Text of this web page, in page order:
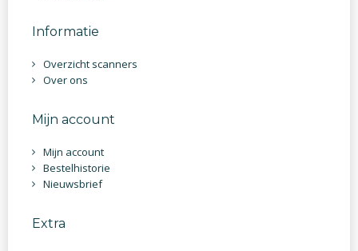
Informatie
Overzicht scanners
Over ons
Mijn account
Mijn account
Bestelhistorie
Nieuwsbrief
Extra